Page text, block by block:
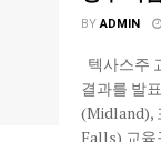
BY ADMIN
텍사스주
결과를 발
(Midland),
Falls) 교육